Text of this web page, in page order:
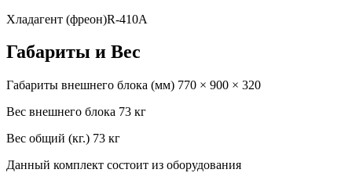
Хладагент (фреон)R-410A
Габариты и Вес
Габариты внешнего блока (мм) 770 × 900 × 320
Вес внешнего блока 73 кг
Вес общий (кг.) 73 кг
Данный комплект состоит из оборудования